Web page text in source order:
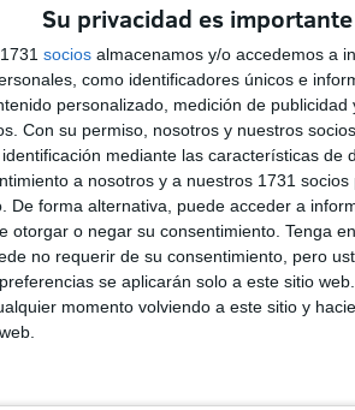
Su privacidad es
socios almacenamos y/o accedemos a
como identificadores únicos e
personalizado, medición de
Con su permiso, nosotros y nuestros
mediante las características de
a nosotros y a nuestros 1731
De forma alternativa, puede acceder a
otorgar o negar su consentimiento. Tenga
no requerir de su consentimiento, pero
se aplicarán solo a este sitio
momento volviendo a este sitio y
windguru
al viernes
meteorológico apunta a un
los